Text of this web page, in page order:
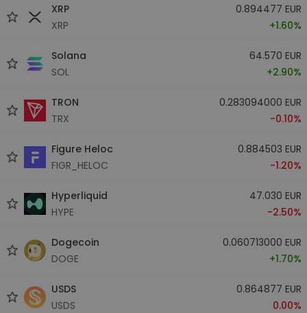
XRP
XRP
0.894477 EUR
+1.60%
Solana
SOL
64.570 EUR
+2.90%
TRON
TRX
0.283094000 EUR
-0.10%
Figure Heloc
FIGR_HELOC
0.884503 EUR
-1.20%
Hyperliquid
HYPE
47.030 EUR
-2.50%
Dogecoin
DOGE
0.060713000 EUR
+1.70%
USDS
USDS
0.864877 EUR
0.00%